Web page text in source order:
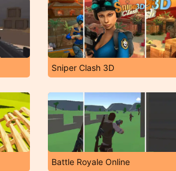
Sniper Clash 3D
Battle Royale Online